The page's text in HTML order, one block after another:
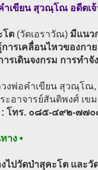
ำเขียน สุวณฺโณ อดีตเจ้
โต (วัดเอราวัณ) มีแนว
การเคลื่อนไหวของก
ารเดินจงกรม การทำ
วงพ่อคำเขียน สุวณฺโณ
ะอาจารย์สันติพงศ์ เ
: โทร. ๐๘๕-๔๙๒-๗๗
าง •
ไปวัดป่าสุคะโต และ